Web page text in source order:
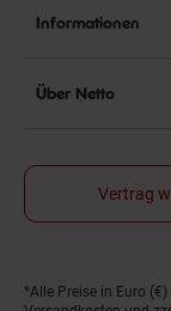
Informationen
Über Netto
Vertrag
Fußnoten
*Alle Preise in Euro